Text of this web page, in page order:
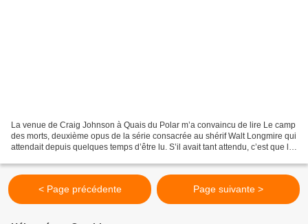
La venue de Craig Johnson à Quais du Polar m’a convaincu de lire Le camp
des morts, deuxième opus de la série consacrée au shérif Walt Longmire qui
attendait depuis quelques temps d’être lu. S’il avait tant attendu, c’est que le
< Page précédente Page suivante >